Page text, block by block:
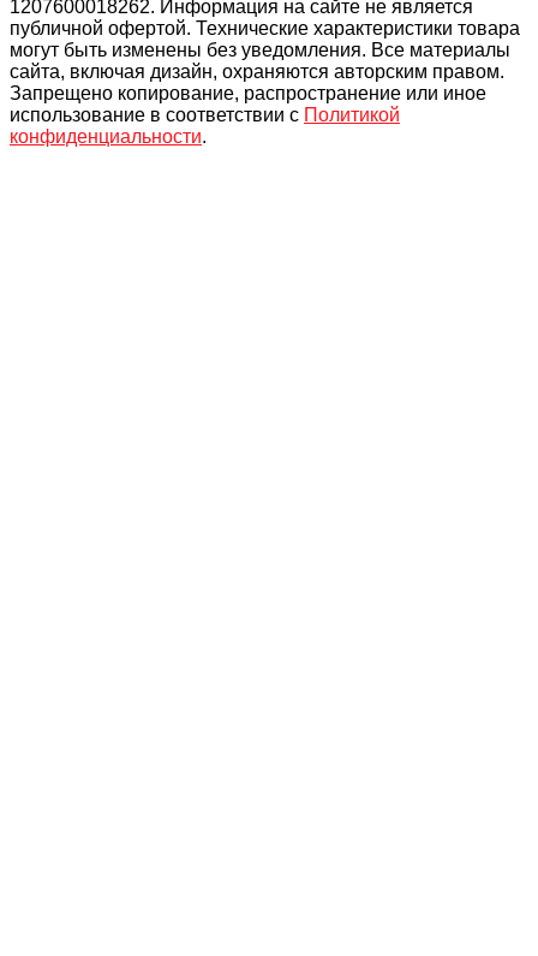
1207600018262. Информация на сайте не является
публичной офертой. Технические характеристики товара
могут быть изменены без уведомления. Все материалы
сайта, включая дизайн, охраняются авторским правом.
Запрещено копирование, распространение или иное
использование в соответствии с Политикой
конфиденциальности.